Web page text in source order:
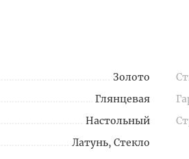
Золото
Глянцевая
Настольный
Латунь, Стекло